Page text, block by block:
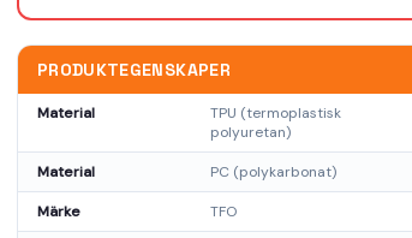
PRODUKTEGENSKAPER
Material
TPU (termoplastisk
polyuretan)
Material PC (polykarbonat)
Märke TFO